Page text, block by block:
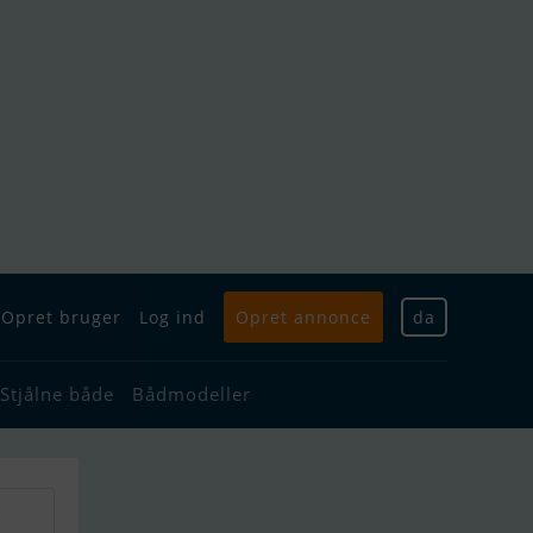
Opret bruger Log ind Opret annonce da
Stjålne både Bådmodeller